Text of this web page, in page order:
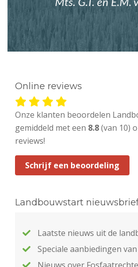
Mts. G.T. en E.M.
Online reviews
Onze klanten beoordelen
gemiddeld met een 8.8(van 10)
reviews!
Schrijf een beoordeling
Landbouwstart
Laatste nieuws uit de
Speciale aanbiedingen